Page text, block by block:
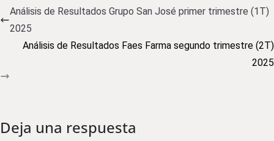
Análisis de Resultados Grupo San José primer trimestre (1T)
2025
Análisis de Resultados Faes Farma segundo trimestre (2T)
2025
Deja una respuesta